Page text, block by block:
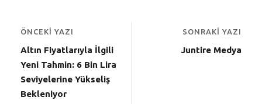
ÖNCEKI YAZI
Altın Fiyatlarıyla İlgili
Yeni Tahmin: 6 Bin Lira
Seviyelerine Yükseliş
Bekleniyor
SONRAKI YAZI
Juntire Medya